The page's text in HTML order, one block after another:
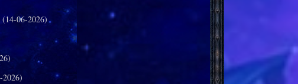
(14-06-2026)